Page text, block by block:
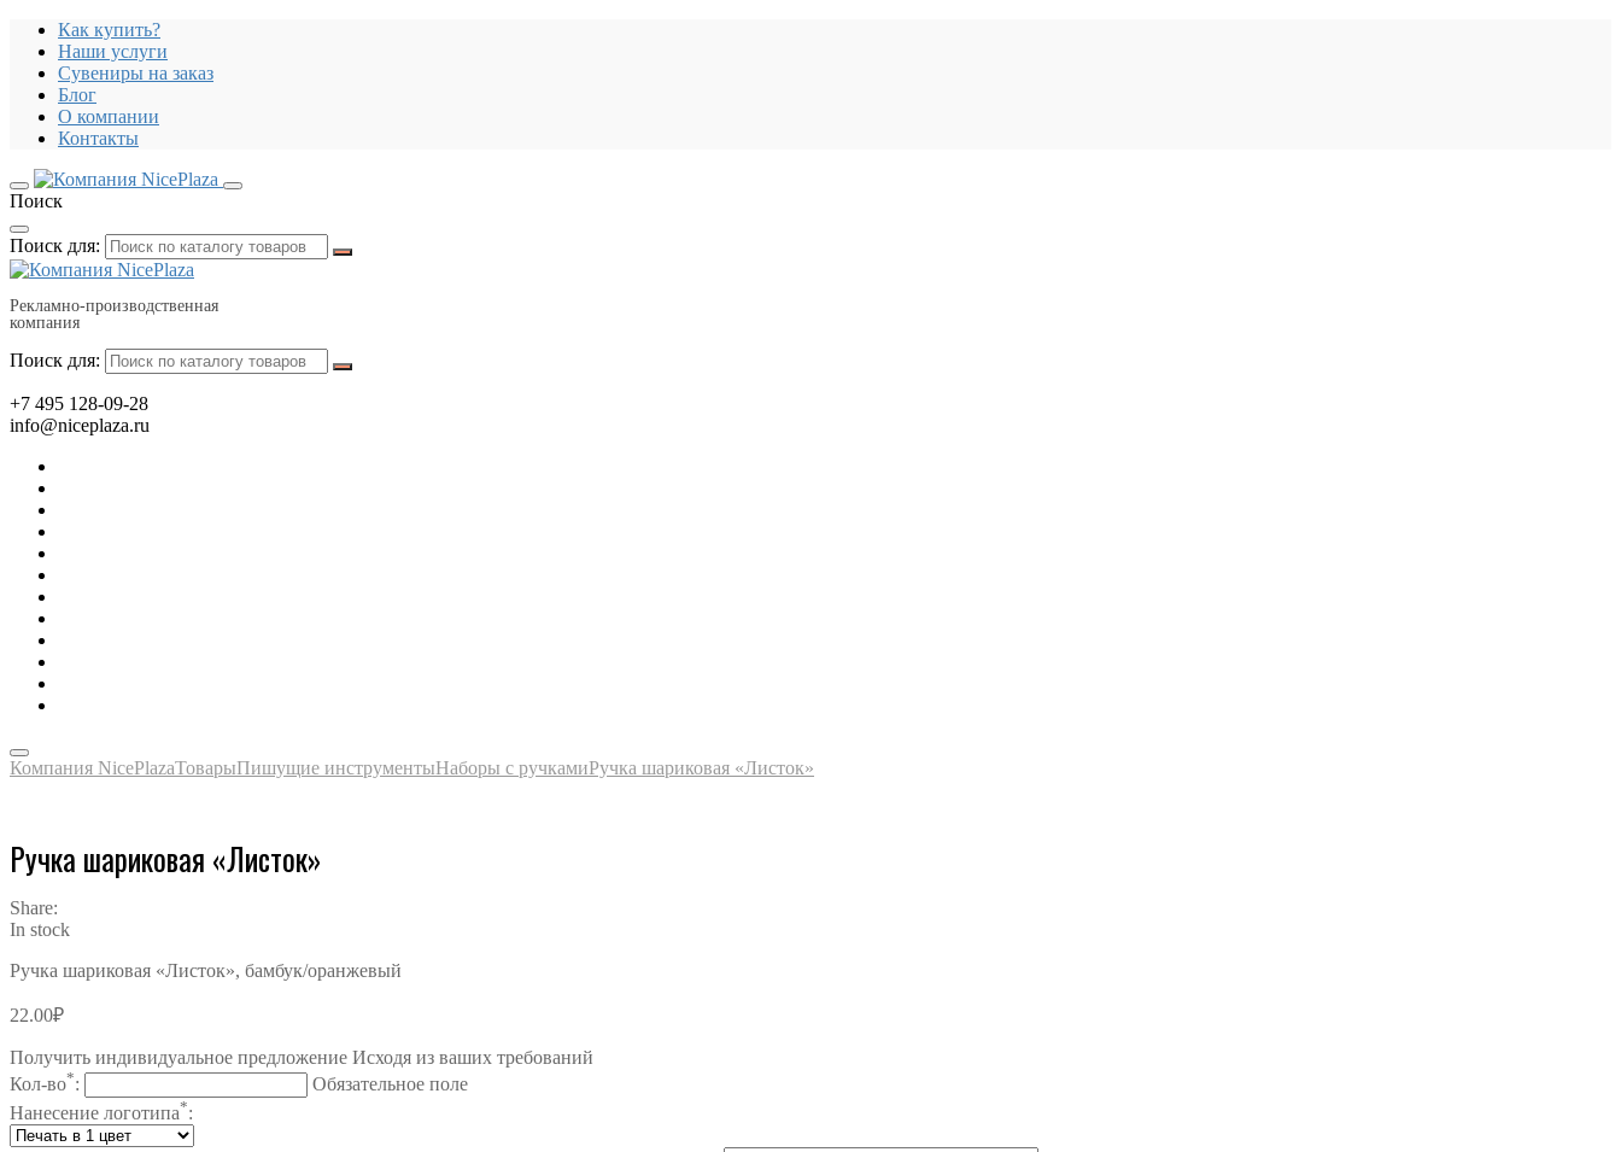
Как купить?
Наши услуги
Сувениры на заказ
Блог
О компании
Контакты
Поиск
Поиск для:
Рекламно-производственная
компания
Поиск для:
+7 495 128-09-28
info@niceplaza.ru
Компания NicePlazaТоварыПишущие инструментыНаборы с ручкамиРучка шариковая «Листок»
Ручка шариковая «Листок»
Share:
In stock
Ручка шариковая «Листок», бамбук/оранжевый
22.00₽
Получить индивидуальное предложение Исходя из ваших требований
Кол-во*:
Обязательное поле
Нанесение логотипа*: